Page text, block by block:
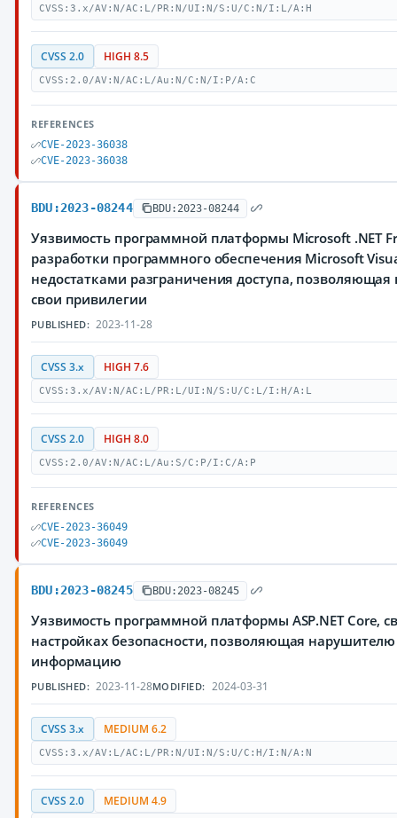
CVSS:3.x/AV:N/AC:L/PR:N/UI:N/S:U/C:N/I:L/A:H
CVSS 2.0 HIGH 8.5
CVSS:2.0/AV:N/AC:L/Au:N/C:N/I:P/A:C
REFERENCES
CVE-2023-36038
CVE-2023-36038
BDU:2023-08244 BDU:2023-08244
Уязвимость программной платформы Microsoft .NET
разработки программного обеспечения Microsoft
недостатками разграничения доступа,
свои привилегии
PUBLISHED: 2023-11-28
CVSS 3.x HIGH 7.6
CVSS:3.x/AV:N/AC:L/PR:L/UI:N/S:U/C:L/I:H/A:L
CVSS 2.0 HIGH 8.0
CVSS:2.0/AV:N/AC:L/Au:S/C:P/I:C/A:P
REFERENCES
CVE-2023-36049
CVE-2023-36049
BDU:2023-08245 BDU:2023-08245
Уязвимость программной платформы ASP.NET Core,
настройках безопасности, позволяющая
информацию
PUBLISHED: 2023-11-28MODIFIED: 2024-03-31
CVSS 3.x MEDIUM 6.2
CVSS:3.x/AV:L/AC:L/PR:N/UI:N/S:U/C:H/I:N/A:N
CVSS 2.0 MEDIUM 4.9